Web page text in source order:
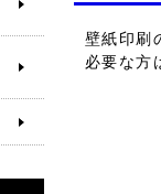
壁紙印刷
必要な方